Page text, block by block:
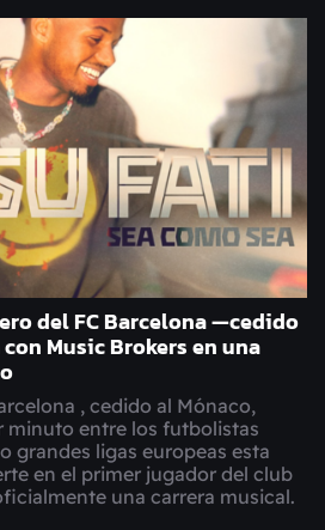
del FC Barcelona —cedido
Music Brokers en una
, cedido al Mónaco,
minuto entre los futbolistas
grandes ligas europeas esta
en el primer jugador del club
una carrera musical.